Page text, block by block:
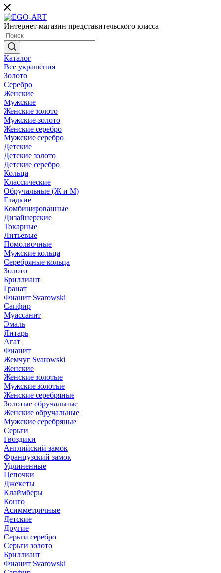
Интернет-магазин представительского класса
Каталог
Все украшения
Золото
Серебро
Женские
Мужские
Женские золото
Мужские-золото
Женские серебро
Мужские серебро
Детские
Детские золото
Детские серебро
Кольца
Классические
Обручальные (Ж и М)
Гладкие
Комбинированные
Дизайнерские
Токарные
Литьевые
Помолвочные
Мужские кольца
Серебряные кольца
Золото
Бриллиант
Гранат
Фианит Svarowski
Сапфир
Муассанит
Эмаль
Янтарь
Агат
Фианит
Жемчуг Svarowski
Женские
Женские золотые
Мужские золотые
Женские серебряные
Золотые обручальные
Женские обручальные
Мужские серебряные
Серьги
Гвоздики
Английский замок
Французский замок
Удлиненные
Цепочки
Джекеты
Клаймберы
Конго
Асимметричные
Детские
Другие
Серьги серебро
Серьги золото
Бриллиант
Фианит Svarowski